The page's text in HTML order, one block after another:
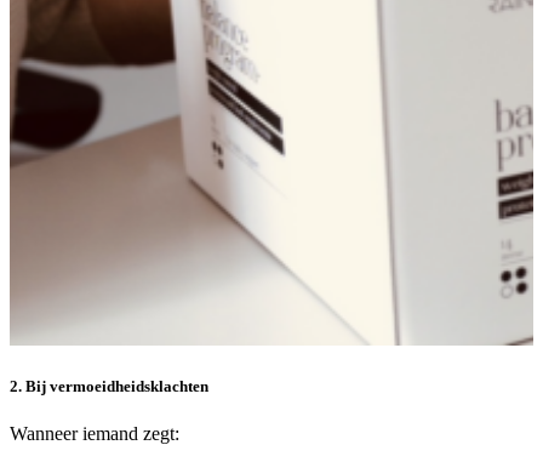
2. Bij vermoeidheidsklachten
Wanneer iemand zegt: